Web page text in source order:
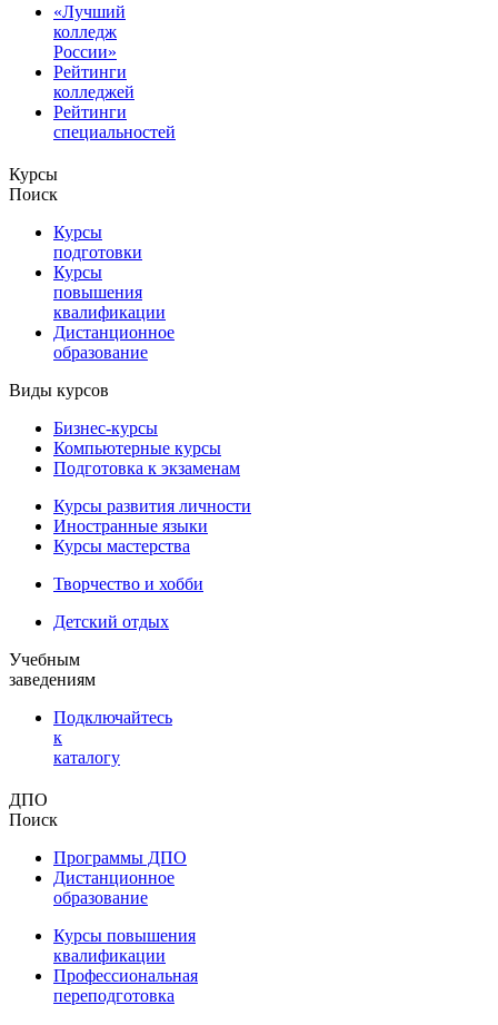
«Лучший
колледж
России»
Рейтинги
колледжей
Рейтинги
специальностей
Курсы
Поиск
Курсы
подготовки
Курсы
повышения
квалификации
Дистанционное
образование
Виды курсов
Бизнес-курсы
Компьютерные курсы
Подготовка к экзаменам
Курсы развития личности
Иностранные языки
Курсы мастерства
Творчество и хобби
Детский отдых
Учебным
заведениям
Подключайтесь
к
каталогу
ДПО
Поиск
Программы ДПО
Дистанционное
образование
Курсы повышения
квалификации
Профессиональная
переподготовка